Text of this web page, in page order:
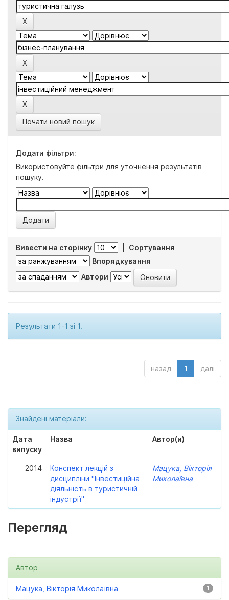
Почати новий пошук
Додати фільтри:
Використовуйте фільтри для уточнення результатів
пошуку.
Вивести на сторінку
Сортування
Впорядкування
Автори
Результати 1-1 зі 1.
назад 1 далі
Знайдені матеріали:
Дата
випуску
Назва Автор(и)
2014
Конспект лекцій з
дисципліни "Інвестиційна
діяльність в туристичній
індустрії"
Мацука, Вікторія
Миколаївна
Перегляд
Автор
1
Мацука, Вікторія Миколаївна